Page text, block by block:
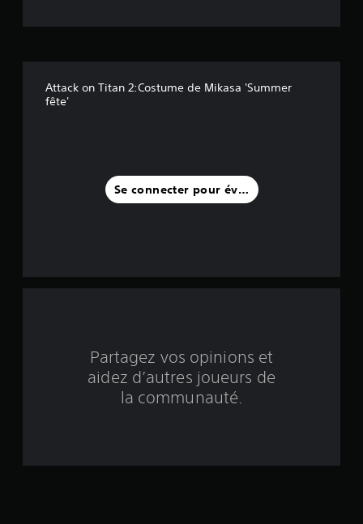
l
i
é
Attack on Titan 2:Costume de Mikasa 'Summer
fête'
Se connecter pour évaluer
Partagez vos opinions et
aidez d’autres joueurs de
la communauté.